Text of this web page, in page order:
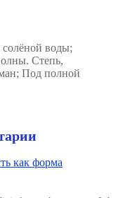
воды;
Степь,
Под полной
как форма